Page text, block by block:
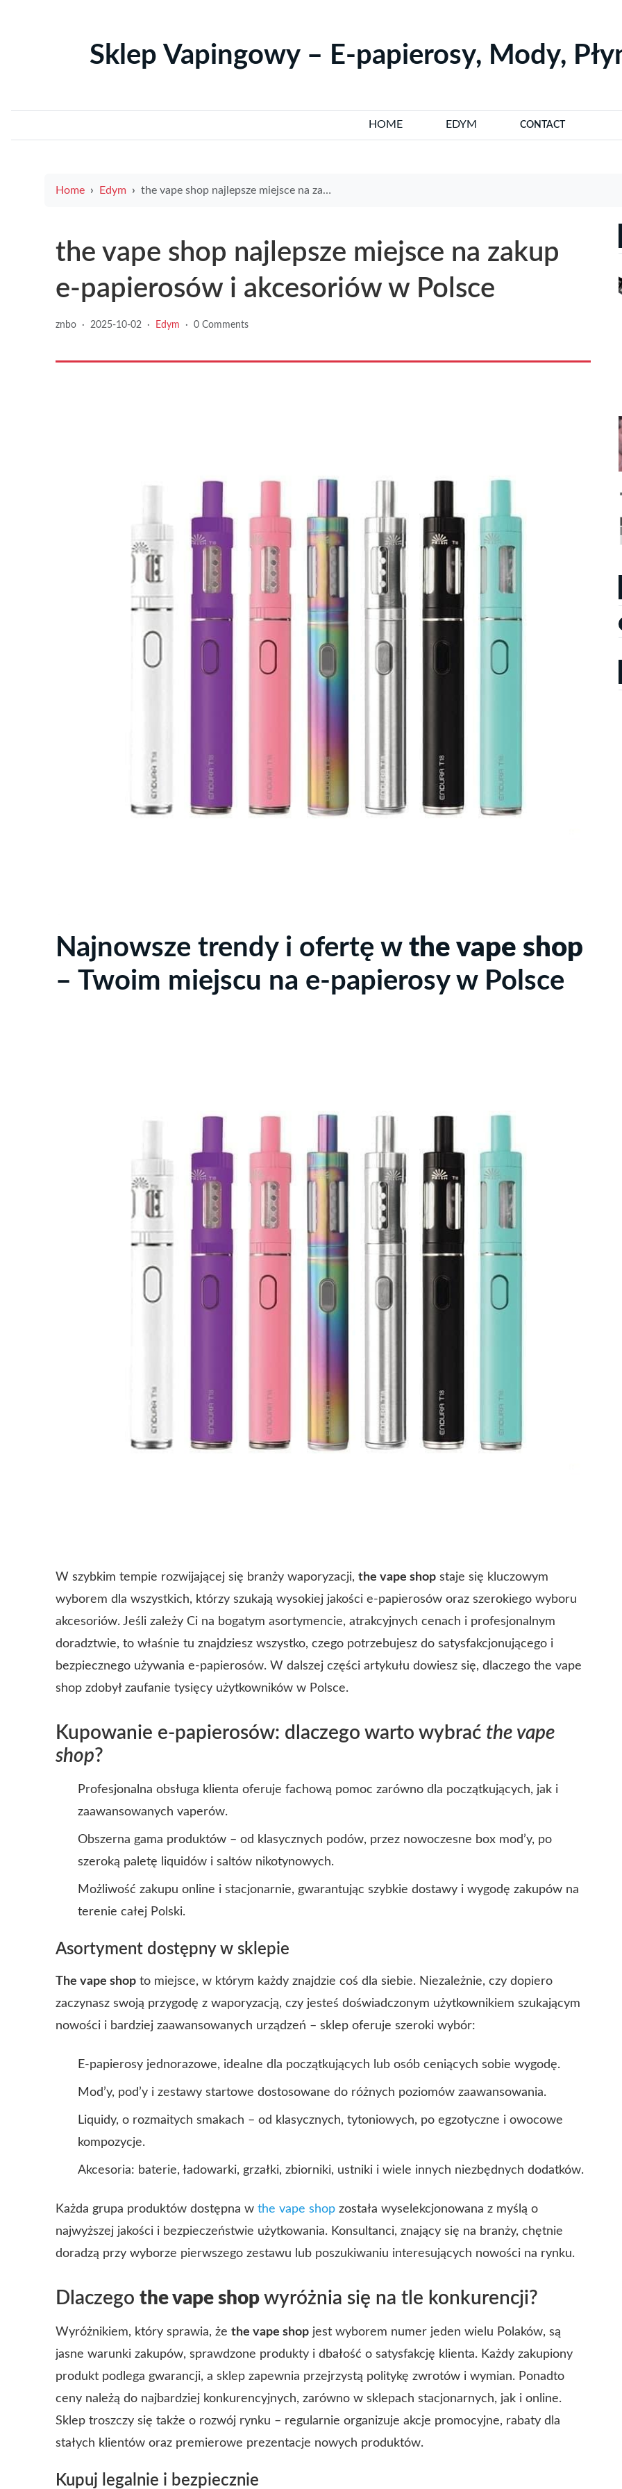
Sklep Vapingowy – E-papierosy, Mody,
HOME EDYM CONTACT
Home Edym the vape shop najlepsze miejsce na zakup e-papierosów i akcesoriów w Polsce
the vape shop najlepsze miejsce na zakup
e-papierosów i akcesoriów w Polsce
znbo · 2025-10-02 · Edym · 0 Comments
Najnowsze trendy i ofertę w the vape shop
– Twoim miejscu na e-papierosy w Polsce
W szybkim tempie rozwijającej się branży waporyzacji, the vape shop staje się kluczowym
wyborem dla wszystkich, którzy szukają wysokiej jakości e-papierosów oraz szerokiego wyboru
akcesoriów. Jeśli zależy Ci na bogatym asortymencie, atrakcyjnych cenach i profesjonalnym
doradztwie, to właśnie tu znajdziesz wszystko, czego potrzebujesz do satysfakcjonującego i
bezpiecznego używania e-papierosów. W dalszej części artykułu dowiesz się, dlaczego the vape
shop zdobył zaufanie tysięcy użytkowników w Polsce.
Kupowanie e-papierosów: dlaczego warto wybrać the vape
shop?
Profesjonalna obsługa klienta oferuje fachową pomoc zarówno dla początkujących, jak i
zaawansowanych vaperów.
Obszerna gama produktów – od klasycznych podów, przez nowoczesne box mod’y, po
szeroką paletę liquidów i saltów nikotynowych.
Możliwość zakupu online i stacjonarnie, gwarantując szybkie dostawy i wygodę zakupów na
terenie całej Polski.
Asortyment dostępny w sklepie
The vape shop to miejsce, w którym każdy znajdzie coś dla siebie. Niezależnie, czy dopiero
zaczynasz swoją przygodę z waporyzacją, czy jesteś doświadczonym użytkownikiem szukającym
nowości i bardziej zaawansowanych urządzeń – sklep oferuje szeroki wybór:
E-papierosy jednorazowe, idealne dla początkujących lub osób ceniących sobie wygodę.
Mod’y, pod’y i zestawy startowe dostosowane do różnych poziomów zaawansowania.
Liquidy, o rozmaitych smakach – od klasycznych, tytoniowych, po egzotyczne i owocowe
kompozycje.
Akcesoria: baterie, ładowarki, grzałki, zbiorniki, ustniki i wiele innych niezbędnych dodatków.
Każda grupa produktów dostępna w the vape shop została wyselekcjonowana z myślą o
najwyższej jakości i bezpieczeństwie użytkowania. Konsultanci, znający się na branży, chętnie
doradzą przy wyborze pierwszego zestawu lub poszukiwaniu interesujących nowości na rynku.
Dlaczego the vape shop wyróżnia się na tle konkurencji?
Wyróżnikiem, który sprawia, że the vape shop jest wyborem numer jeden wielu Polaków, są
jasne warunki zakupów, sprawdzone produkty i dbałość o satysfakcję klienta. Każdy zakupiony
produkt podlega gwarancji, a sklep zapewnia przejrzystą politykę zwrotów i wymian. Ponadto
ceny należą do najbardziej konkurencyjnych, zarówno w sklepach stacjonarnych, jak i online.
Sklep troszczy się także o rozwój rynku – regularnie organizuje akcje promocyjne, rabaty dla
stałych klientów oraz premierowe prezentacje nowych produktów.
Kupuj legalnie i bezpiecznie